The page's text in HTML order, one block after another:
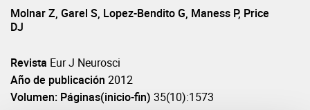
Molnar Z, Garel S, Lopez-Bendito G, Maness P, Price
DJ
Revista Eur J Neurosci
Año de publicación 2012
Volumen: Páginas(inicio-fin) 35(10):1573